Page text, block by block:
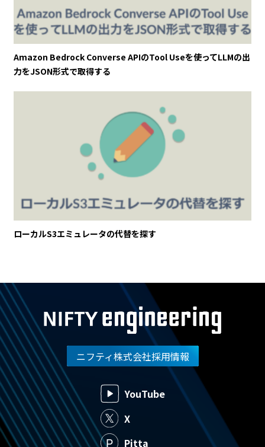
Amazon Bedrock Converse APIのTool Useを使ってLLMの出
力をJSON形式で取得する
ローカルS3エミュレータの代替を探す
ニフティ株式会社採用情報
YouTube
X
Pitta